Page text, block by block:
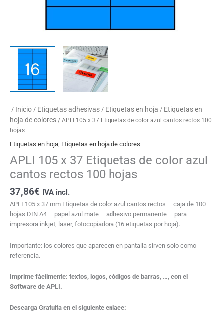
/ Inicio / Etiquetas adhesivas / Etiquetas en hoja / Etiquetas en
hoja de colores / APLI 105 x 37 Etiquetas de color azul cantos rectos 100
hojas
Etiquetas en hoja Etiquetas en hoja de colores
APLI 105 x 37 Etiquetas de color azul
cantos rectos 100 hojas
37,86€ IVA incl.
APLI 105 x 37 mm Etiquetas de color azul cantos rectos – caja de 100
hojas DIN A4 – papel azul mate – adhesivo permanente – para
impresora inkjet, laser, fotocopiadora (16 etiquetas por hoja).
Importante: los colores que aparecen en pantalla sirven solo como
referencia.
Imprime fácilmente: textos, logos, códigos de barras, …, con el
Software de APLI.
Descarga Gratuita en el siguiente enlace: